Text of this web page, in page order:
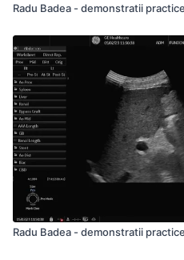
Radu Badea - demonstratii
Radu Badea - demonstratii